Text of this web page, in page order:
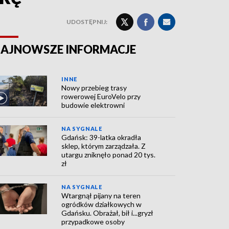
UDOSTĘPNIJ:
INFORMACJE
INNE
Nowy przebieg trasy
rowerowej EuroVelo przy
budowie elektrowni
NA SYGNALE
Gdańsk: 39-latka okradła
sklep, którym zarządzała. Z
utargu zniknęło ponad 20 tys.
zł
NA SYGNALE
Wtargnął pijany na teren
ogródków działkowych w
Gdańsku. Obrażał, bił i...gryzł
przypadkowe osoby